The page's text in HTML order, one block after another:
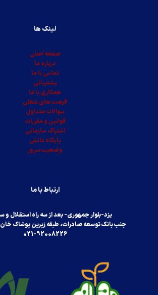
لینک ها
صفحه اصلی
درباره ما
تماس با ما
پشتیبانی
همکاری با ما
فرصت های شغلی
سوالات متداول
قوانین و مقررات
اشتراک سازمانی
پایگاه دانش
وضعیت سرور
ارتباط با ما
یزد-بلوار جمهوری- بعد از سه راه استقلال و
جنب بانک توسعه صادرات، طبقه زیرین پوشاک
021-92008226